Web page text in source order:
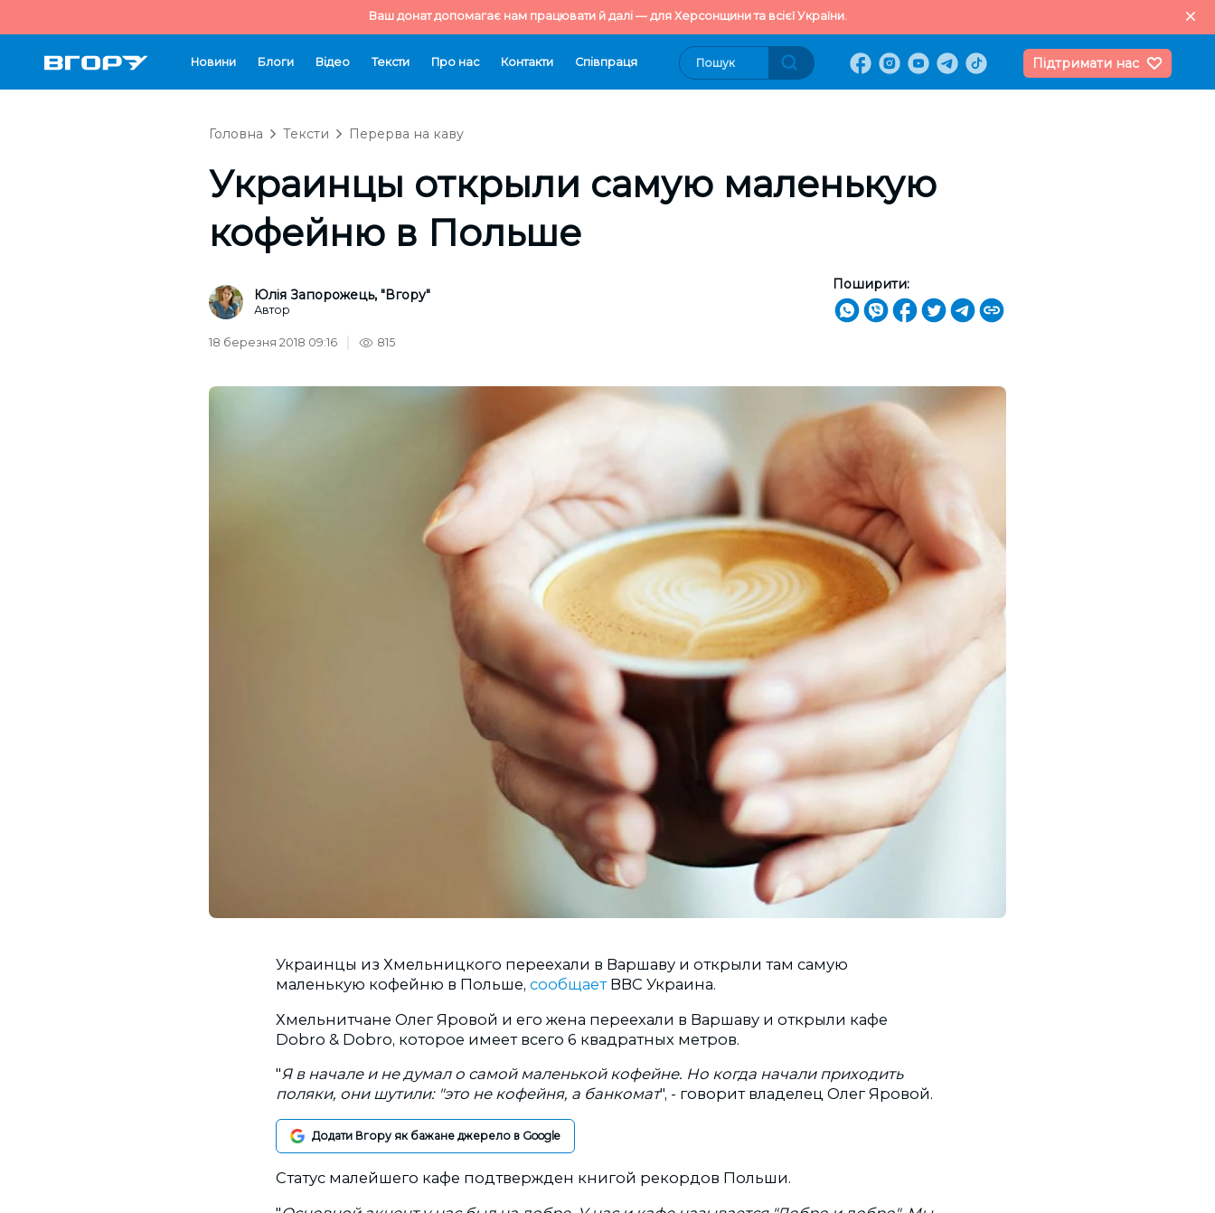
Ваш донат допомагає нам працювати й далі — для Херсонщини та всієї України.
Новини Блоги Відео Тексти Про нас Контакти Cпівпраця Підтримати нас
Головна Тексти Перерва на каву
Украинцы открыли самую маленькую
кофейню в Польше
Юлія Запорожець, "Вгору"
Автор
Поширити:
18 березня 2018 09:16 815
Украинцы из Хмельницкого переехали в Варшаву и открыли там самую
маленькую кофейню в Польше, сообщаетВВС Украина.
Хмельнитчане Олег Яровой и его жена переехали в Варшаву и открыли кафе
Dobro & Dobro, которое имеет всего 6 квадратных метров.
"Я в начале и не думал о самой маленькой кофейне. Но когда начали приходить
поляки, они шутили: "это не кофейня, а банкомат", - говорит владелец Олег Яровой.
Додати Вгору як бажане джерело в Google
Статус малейшего кафе подтвержден книгой рекордов Польши.